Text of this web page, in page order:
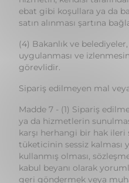
uygulanması ve
görevlidir.
Sipariş edilmeyen mal
Madde 7 - (1) Sipariş
ya da hizmetlerin
karşı herhangi bir hak ileri
tüketicinin sessiz kalması
kullanmış olması,
kabul beyanı olarak
geri göndermek veya
yükümlülüğü yoktur.
(2) Bir mal veya hizmetin
bu iddiasını ispatla